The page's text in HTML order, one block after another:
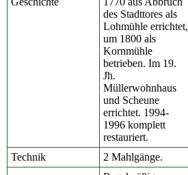
des Stadttores als
Lohmühle errichtet,
um 1800 als
Kornmühle
betrieben. Im 19.
Jh.
Müllerwohnhaus
und Scheune
errichtet. 1994-
1996 komplett
restauriert.
Technik
2 Mahlgänge.